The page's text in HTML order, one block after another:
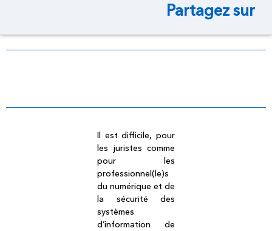
Partagez sur
Il est difficile, pour
les juristes comme
pour les
professionnel(le)s
du numérique et de
la sécurité des
systèmes
d’information de